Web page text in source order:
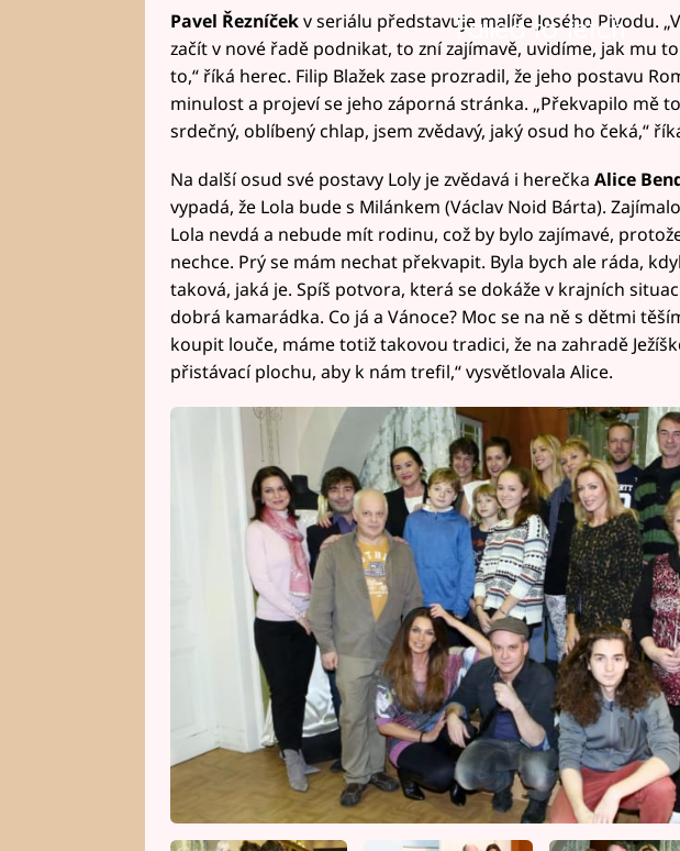
Failed to fetch
Pavel Řezníčekv seriálu představuje malíře Josého Pivodu.
začít v nové řadě podnikat, to zní zajímavě, uvidíme, jak mu
to,“ říká herec. Filip Blažek zase prozradil, že jeho postavu
minulost a projeví se jeho záporná stránka. „Překvapilo mě
srdečný, oblíbený chlap, jsem zvědavý, jaký osud ho čeká,“
Na další osud své postavy Loly je zvědavá i herečka Alice
vypadá, že Lola bude s Milánkem (Václav Noid Bárta).
Lola nevdá a nebude mít rodinu, což by bylo zajímavé,
nechce. Prý se mám nechat překvapit. Byla bych ale ráda,
taková, jaká je. Spíš potvora, která se dokáže v krajních
dobrá kamarádka. Co já a Vánoce? Moc se na ně s dětmi
koupit louče, máme totiž takovou tradici, že na zahradě
přistávací plochu, aby k nám trefil,“ vysvětlovala Alice.